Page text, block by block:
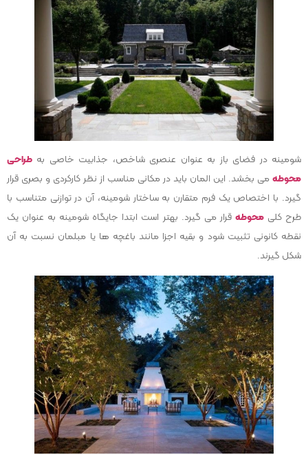
شومینه در فضای باز به عنوان عنصری شاخص، جذابیت خاصی به طراحی
محوطهمی بخشد. این المان باید در مکانی مناسب از نظر کارکردی و بصری قرار
گیرد. با اختصاص یک فرم متقارن به ساختار شومینه، آن در توازنی متناسب با
طرح کلیمحوطه قرار می گیرد. بهتر است ابتدا جایگاه شومینه به عنوان یک
نقطه کانونی تثبیت شود و بقیه اجزا مانند باغچه ها یا مبلمان نسبت به آن
شکل گیرند.